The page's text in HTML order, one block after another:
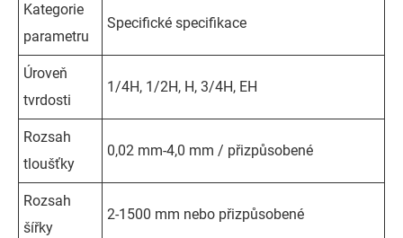
Kategorie
parametru
Specifické specifikace
Úroveň
tvrdosti
1/4H, 1/2H, H, 3/4H, EH
Rozsah
tloušťky
0,02 mm-4,0 mm / přizpůsobené
Rozsah
šířky
2-1500 mm nebo přizpůsobené